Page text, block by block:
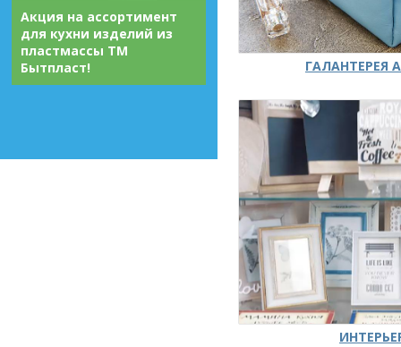
Акция на ассортимент
для кухни изделий из
пластмассы ТМ
Бытпласт!
ГАЛАНТЕРЕЯ